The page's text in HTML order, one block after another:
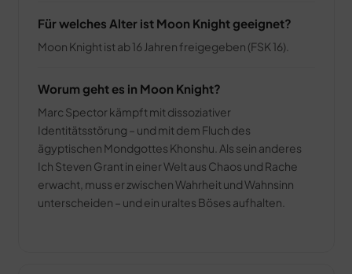
Für welches Alter ist Moon Knight geeignet?
Moon Knight ist ab 16 Jahren freigegeben (FSK 16).
Worum geht es in Moon Knight?
Marc Spector kämpft mit dissoziativer
Identitätsstörung – und mit dem Fluch des
ägyptischen Mondgottes Khonshu. Als sein anderes
Ich Steven Grant in einer Welt aus Chaos und Rache
erwacht, muss er zwischen Wahrheit und Wahnsinn
unterscheiden – und ein uraltes Böses aufhalten.